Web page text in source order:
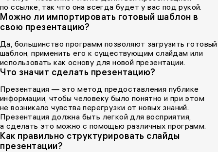
по ссылке, так что она всегда будет у вас под рукой.
Можно ли импортировать готовый шаблон в
свою презентацию?
Да, большинство программ позволяют загрузить готовый
шаблон, применить его к существующим слайдам или
использовать как основу для новой презентации.
Что значит сделать презентацию?
Презентация — это метод предоставления публике
информации, чтобы человеку было понятно и при этом
не возникало чувства перегрузки от новых знаний.
Презентация должна быть легкой для восприятия,
а сделать это можно с помощью различных программ.
Как правильно структурировать слайды
презентации?